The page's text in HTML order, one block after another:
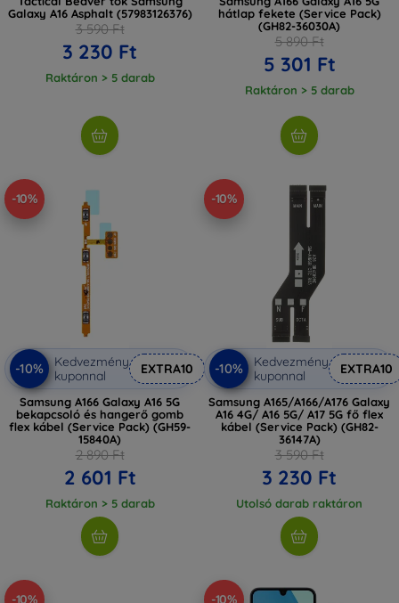
Galaxy A16 Asphalt (57983126376)
3 590 Ft
3 230 Ft
Raktáron > 5 darab
hátlap fekete (Service Pack)
(GH82-36030A)
5 890 Ft
5 301 Ft
Raktáron > 5 darab
-10%
-10%
Kedvezmény
kuponnal
EXTRA10
Samsung A166 Galaxy A16 5G
bekapcsoló és hangerő gomb
flex kábel (Service Pack) (GH59-
15840A)
2 890 Ft
2 601 Ft
Raktáron > 5 darab
-10%
-10%
Kedvezmény
kuponnal
EXTRA10
Samsung A165/A166/A176 Galaxy
A16 4G/ A16 5G/ A17 5G fő flex
kábel (Service Pack) (GH82-
36147A)
3 590 Ft
3 230 Ft
Utolsó darab raktáron
-10% -10%